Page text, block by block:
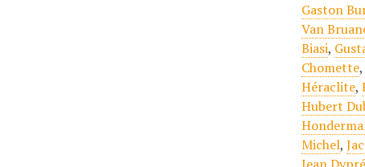
Gaston
Van
Biasi,
Chomette
Héraclite,
Hubert
Michel,